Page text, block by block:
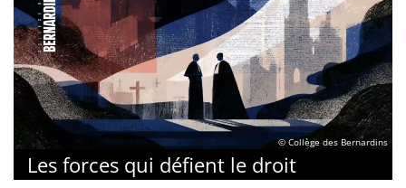
© Collège des Bernardins
Les forces qui défient le droit